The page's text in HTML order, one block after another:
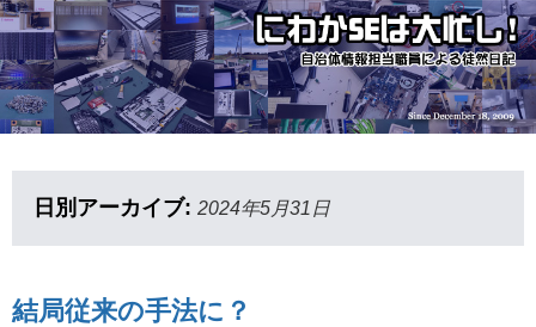
日別アーカイブ: 2024年5月31日
結局従来の手法に？